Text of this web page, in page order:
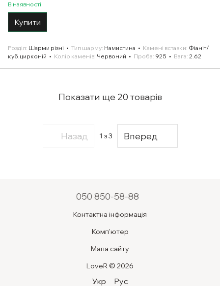
В наявності
Купити
Розділ Шарми різні Тип шарму Намистина Камені вставки Фіаніт/
куб.цирконій
Колір каменів Червоний Проба 925 Вага 2.62
Показати ще 20 товарів
Назад 1 з 3 Вперед
050 850-58-88
Контактна інформація
Комп'ютер
Мапа сайту
LoveR © 2026
Укр Рус